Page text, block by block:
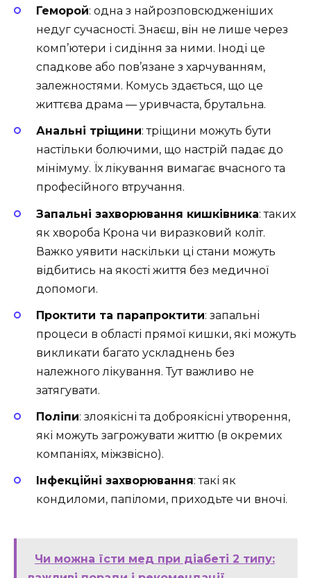
Геморой: одна з найрозповсюдженіших
недуг сучасності. Знаєш, він не лише через
комп’ютери і сидіння за ними. Іноді це
спадкове або пов’язане з харчуванням,
залежностями. Комусь здається, що це
життєва драма — уривчаста, брутальна.
Анальні тріщини: тріщини можуть бути
настільки болючими, що настрій падає до
мінімуму. Їх лікування вимагає вчасного та
професійного втручання.
Запальні захворювання кишківника: таких
як хвороба Крона чи виразковий коліт.
Важко уявити наскільки ці стани можуть
відбитись на якості життя без медичної
допомоги.
Проктити та парапроктити: запальні
процеси в області прямої кишки, які можуть
викликати багато ускладнень без
належного лікування. Тут важливо не
затягувати.
Поліпи: злоякісні та доброякісні утворення,
які можуть загрожувати життю (в окремих
компаніях, міжзвісно).
Інфекційні захворювання: такі як
кондиломи, папіломи, приходьте чи вночі.
Чи можна їсти мед при діабеті 2 типу: